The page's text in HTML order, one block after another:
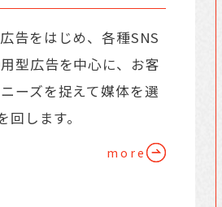
告をはじめ、各種SNS
型広告を中心に、お客
ーズを捉えて媒体を選
回します。
more